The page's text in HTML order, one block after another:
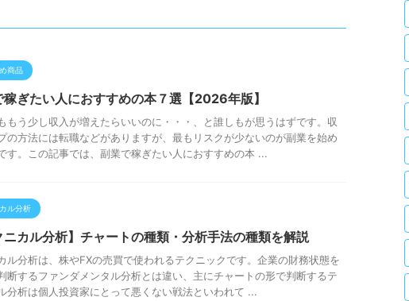
商品
稼ぎたい人におすすめの本７選【2026年版】
もう少し収入が増えたらいいのに・・・、と誰しもが思うはずです。収
の方法には転職などがありますが、最もリスクが少ないのが副業を始め
す。この記事では、副業で稼ぎたい人におすすめの本 ...
ル分析
ニカル分析】チャートの種類・分析手法の種類を解説
ル分析は、株やFXの売買で使われるテクニックです。企業の財務状態を
断するファンダメンタル分析とは違い、主にチャートの形で判断するテ
分析は個人投資家にとって悪くない戦法といわれて ...